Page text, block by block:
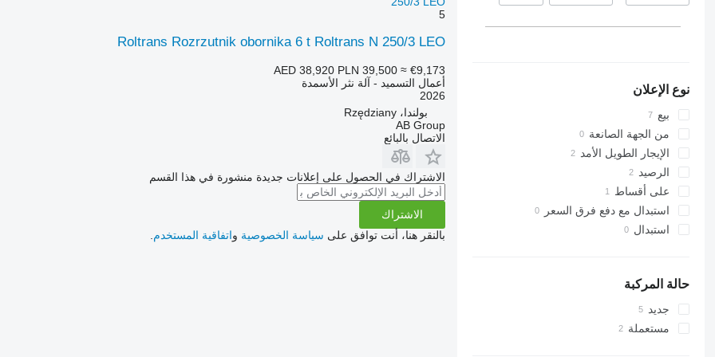
نوع الإعلان
بيع
من الجهة الصانعة
الإيجار الطويل الأمد
الرصيد
على أقساط
استبدال مع دفع فرق السعر
استبدال
حالة المركبة
جديد
مستعملة
5
Roltrans Rozrzutnik obornika 6 t Roltrans N 250/3 LEO
AED 38,920 PLN 39,500 ≈ €9,173
أعمال التسميد - آلة نثر الأسمدة
2026
بولندا، Rzędziany
AB Group
الاتصال بالبائع
الاشتراك في الحصول على إعلانات جديدة منشورة في هذا القسم
الاشتراك
بالنقر هنا، أنت توافق على سياسة الخصوصية واتفاقية المستخدم